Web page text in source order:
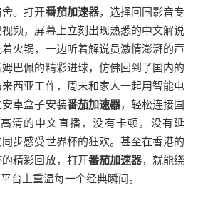
。打开番茄加速器，选择回国影音专
频，屏幕上立刻出现熟悉的中文解说
火锅，一边听着解说员激情澎湃的声
巴佩的精彩进球，仿佛回到了国内的
西亚工作，周末和家人一起用智能电
卓盒子安装番茄加速器，轻松连接国
清的中文直播，没有卡顿，没有延
步感受世界杯的狂欢。甚至在香港的
精彩回放，打开番茄加速器，就能绕
台上重温每一个经典瞬间。